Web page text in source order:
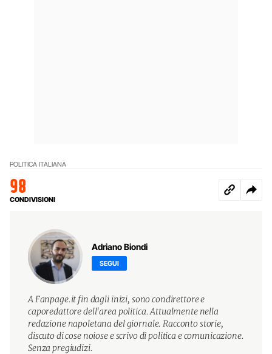
POLITICA ITALIANA
98
CONDIVISIONI
Adriano Biondi
SEGUI
A Fanpage.it fin dagli inizi, sono condirettore e
caporedattore dell'area politica. Attualmente nella
redazione napoletana del giornale. Racconto storie,
discuto di cose noiose e scrivo di politica e comunicazione.
Senza pregiudizi.